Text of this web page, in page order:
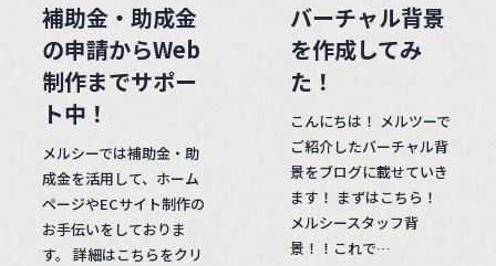
補助金・助成金
の申請からWeb
制作までサポー
ト中！
メルシーでは補助金・助
成金を活用して、ホーム
ページやECサイト制作の
お手伝いをしておりま
す。 詳細はこちらをクリ
バーチャル背景
を作成してみ
た！
こんにちは！ メルツーで
ご紹介したバーチャル背
景をブログに載せていき
ます！ まずはこちら！
メルシースタッフ背
景！！これで…